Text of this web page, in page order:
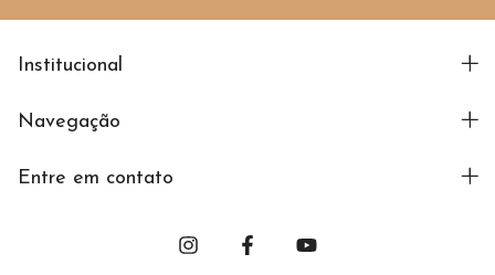
Institucional
Navegação
Entre em contato